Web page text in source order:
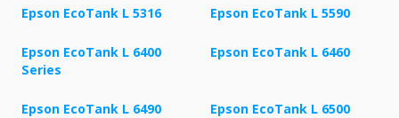
Epson EcoTank L 5316 Epson EcoTank L 5590
Epson EcoTank L 6400
Series
Epson EcoTank L 6460
Epson EcoTank L 6490
Epson EcoTank L 6500